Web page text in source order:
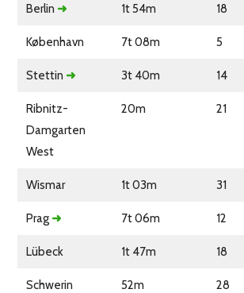
Berlin ➜ 1t 54m 18
København 7t 08m 5
Stettin ➜ 3t 40m 14
Ribnitz-
Damgarten
West
20m 21
Wismar 1t 03m 31
Prag ➜ 7t 06m 12
Lübeck 1t 47m 18
Schwerin 52m 28